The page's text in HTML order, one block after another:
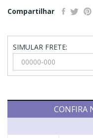
Compartilhar
SIMULAR FRETE:
CONFIRA